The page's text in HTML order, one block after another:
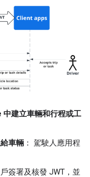
建立車輛和行程或工
車輛 ： 駕駛人應用程
簽署及核發 JWT，並